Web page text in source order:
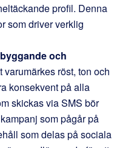
profil. Denna
som driver verklig
och
varumärkes röst, ton och
konsekvent på alla
skickas via SMS bör
som pågår på
som delas på sociala